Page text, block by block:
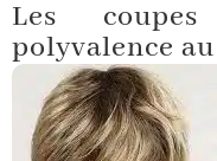
Les
polyvalence